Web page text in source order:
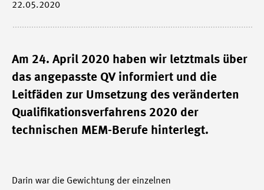
22.05.2020
Am 24. April 2020 haben wir letztmals über
das angepasste QV informiert und die
Leitfäden zur Umsetzung des veränderten
Qualifikationsverfahrens 2020 der
technischen MEM-Berufe hinterlegt.
Darin war die Gewichtung der einzelnen